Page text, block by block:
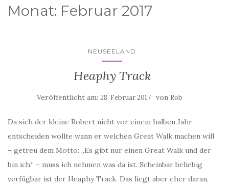
Monat: Februar 2017
NEUSEELAND
Heaphy Track
Veröffentlicht am: 28. Februar 2017 von Rob
Da sich der kleine Robert nicht vor einem halben Jahr
entscheiden wollte wann er welchen Great Walk machen will
– getreu dem Motto: „Es gibt nur einen Great Walk und der
bin ich.“ – muss ich nehmen was da ist. Scheinbar beliebig
verfügbar ist der Heaphy Track. Das liegt aber eher daran,